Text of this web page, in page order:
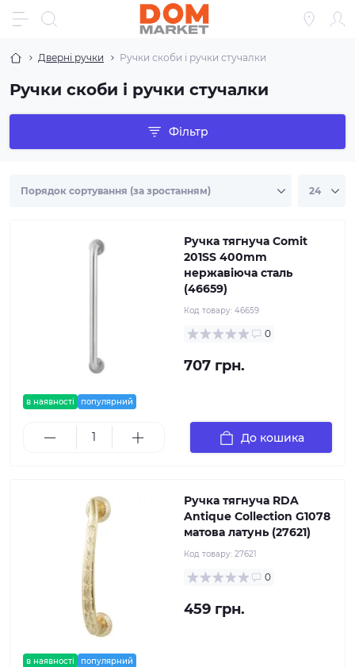
Дверні ручки Ручки скоби і ручки стучалки
Ручки скоби і ручки стучалки
Фільтр
в наявності популярний
Ручка тягнуча Comit
201SS 400mm
нержавіюча сталь
(46659)
Код товару: 46659
0
707 грн.
До кошика
в наявності популярний
Ручка тягнуча RDA
Antique Collection G1078
матова латунь (27621)
Код товару: 27621
0
459 грн.